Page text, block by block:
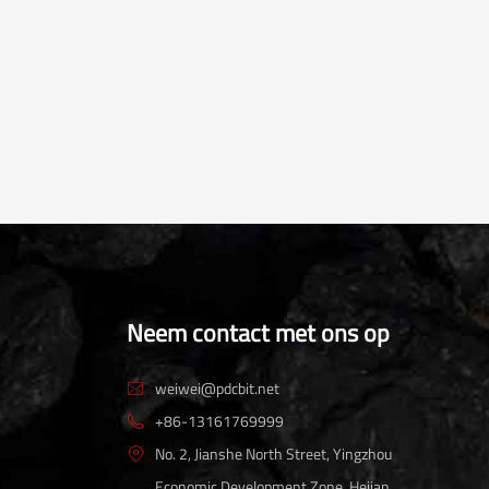
Neem contact met ons op
 weiwei@pdcbit.net
 +86-13161769999

No. 2, Jianshe North Street, Yingzhou